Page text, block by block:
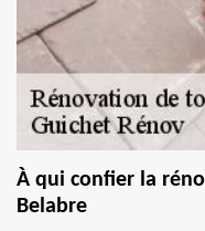
À qui confier la
Belabre